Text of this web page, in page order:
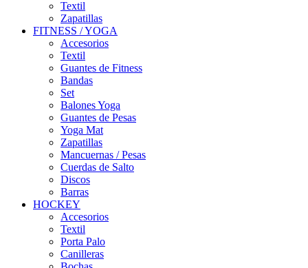
Textil
Zapatillas
FITNESS / YOGA
Accesorios
Textil
Guantes de Fitness
Bandas
Set
Balones Yoga
Guantes de Pesas
Yoga Mat
Zapatillas
Mancuernas / Pesas
Cuerdas de Salto
Discos
Barras
HOCKEY
Accesorios
Textil
Porta Palo
Canilleras